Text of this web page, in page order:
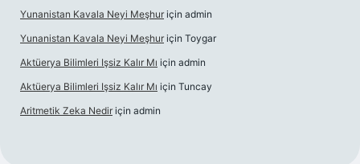
Yunanistan Kavala Neyi Meşhur için admin
Yunanistan Kavala Neyi Meşhur için Toygar
Aktüerya Bilimleri Işsiz Kalır Mı için admin
Aktüerya Bilimleri Işsiz Kalır Mı için Tuncay
Aritmetik Zeka Nedir için admin